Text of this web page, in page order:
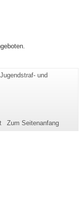
und
Zum Seitenanfang